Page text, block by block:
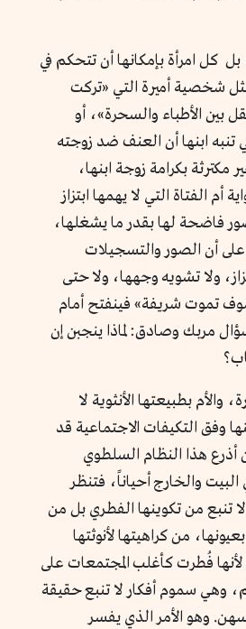
كل امرأة بإمكانها أن تتحكم في
شخصية أميرة التي «تركت
بين الأطباء والسحرة»، أو
ابنها أن العنف ضد زوجته
بكرامة زوجة ابنها،
أم الفتاة التي لا يهمها ابتزاز
فاضحة لها بقدر ما يشغلها،
على أن الصور والتسجيلات
ولا تشويه وجهها، ولا حتى
تموت شريفة» فينفتح أمام
مربك وصادق: لماذا ينجبن إن
والأم بطبيعتها الأنثوية لا
وفق التكيفات الاجتماعية قد
هذا النظام السلطوي
والخارج أحياناً، فتنظر
تنبع من تكوينها الفطري بل من
من كراهيتها لأنوثتها
فُطرت كأغلب المجتمعات على
وهي سموم أفكار لا تنبع حقيقة
وهو الأمر الذي يفسر